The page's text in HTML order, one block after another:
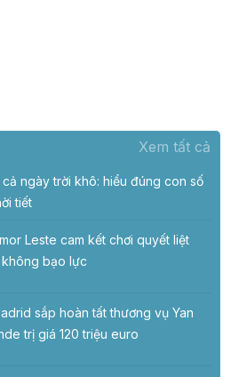
Xem tất cả
ngày trời khô: hiểu đúng con số
tiết
Leste cam kết chơi quyết liệt
bạo lực
sắp hoàn tất thương vụ Yan
trị giá 120 triệu euro